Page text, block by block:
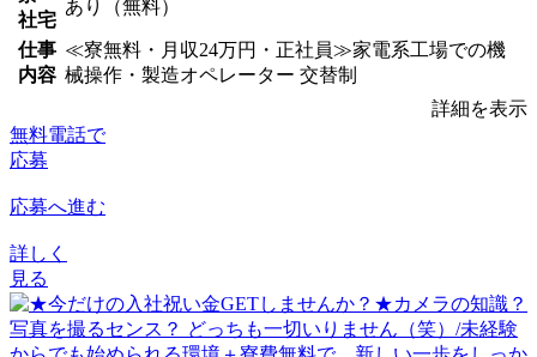
社宅
あり（無料）
仕事
内容
≪寮無料・月収24万円・正社員≫家電系工場での機
械操作・製造オペレーター 交替制
詳細を表示
無料電話で
応募
応募へ進む
詳しく
見る